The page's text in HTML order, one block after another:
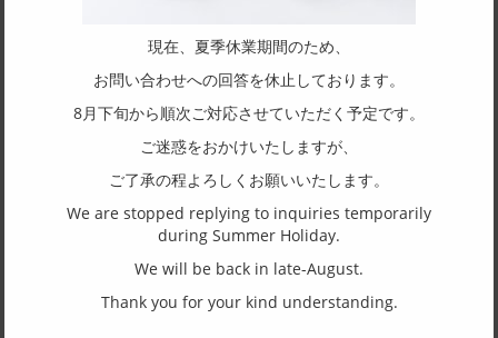
現在、夏季休業期間のため、
お問い合わせへの回答を休止しております。
8月下旬から順次ご対応させていただく予定です。
ご迷惑をおかけいたしますが、
ご了承の程よろしくお願いいたします。
We are stopped replying to inquiries temporarily
during Summer Holiday.
We will be back in late-August.
Thank you for your kind understanding.